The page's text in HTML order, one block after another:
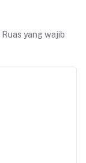
Ruas yang wajib